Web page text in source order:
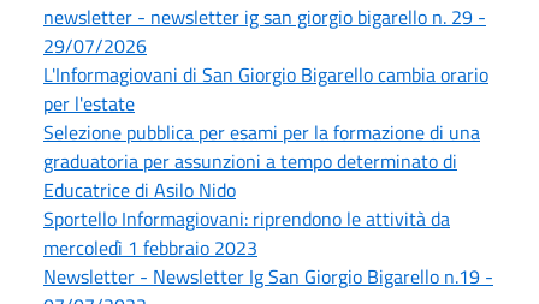
newsletter - newsletter ig san giorgio bigarello n. 29 -
29/07/2026
L'Informagiovani di San Giorgio Bigarello cambia orario
per l'estate
Selezione pubblica per esami per la formazione di una
graduatoria per assunzioni a tempo determinato di
Educatrice di Asilo Nido
Sportello Informagiovani: riprendono le attività da
mercoledì 1 febbraio 2023
Newsletter - Newsletter Ig San Giorgio Bigarello n.19 -